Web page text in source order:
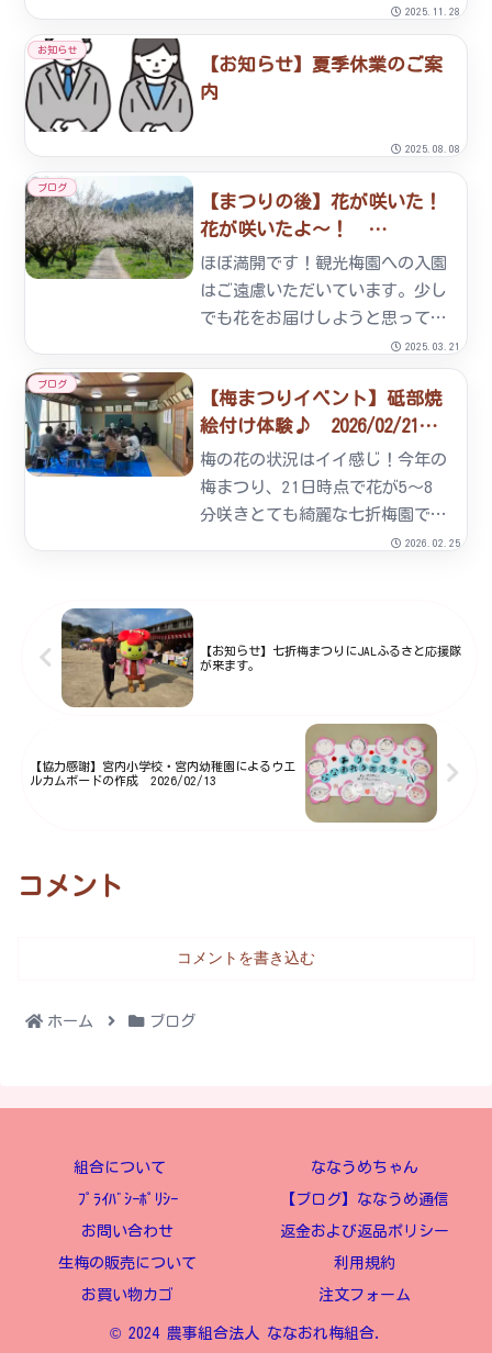
を行いました。また農薬も登録失
効などがあり、昨年のカメムシ被
害の対応について話し合い、来年
も立派な梅を作ろうと組合員の意
2025.11.28
お知らせ
【お知らせ】夏季休業のご案
内
2025.08.08
ブログ
【まつりの後】花が咲いた！
花が咲いたよ～！
2025/02/21
ほぼ満開です！観光梅園への入園
はご遠慮いただいています。少し
でも花をお届けしようと思ってい
ましたがなかなか業務が終わら
ず・・・天候もかみあわず・・・
と、言い訳を沢山並べてみても失
った時間は戻って来ませんね、ご
めんなさい。腕は素人の域を出ま
せ...
2025.03.21
ブログ
【梅まつりイベント】砥部焼
絵付け体験♪ 2026/02/21～
22
梅の花の状況はイイ感じ！今年の
梅まつり、21日時点で花が5～8
分咲きとても綺麗な七折梅園でス
タートを切りました。 この投稿
アした投稿21日から...
2026.02.25
【お知らせ】七折梅まつりにJALふるさと応援隊
が来ます。
【協力感謝】宮内小学校・宮内幼稚園によるウエ
ルカムボードの作成 2026/02/13
コメント
コメントを書き込む
ホーム ブログ
組合について ななうめちゃん
ﾌﾟﾗｲﾊﾞｼｰﾎﾟﾘｼｰ 【ブログ】ななうめ通信
お問い合わせ 返金および返品ポリシー
生梅の販売について 利用規約
お買い物カゴ 注文フォーム
© 2024 農事組合法人 ななおれ梅組合.